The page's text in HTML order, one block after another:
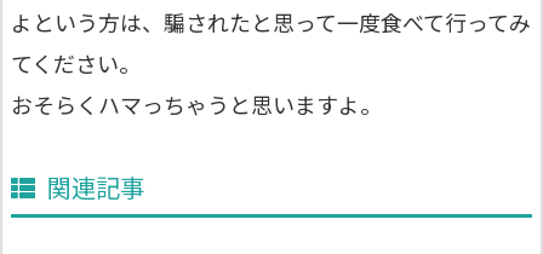
よという方は、騙されたと思って一度食べて行ってみ
てください。
おそらくハマっちゃうと思いますよ。
関連記事